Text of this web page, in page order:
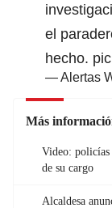
el
hecho.
— Alertas
Más
Video: policías
de su cargo
Alcaldesa